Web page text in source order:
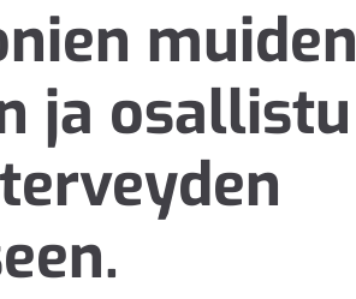
muiden
ja osallistu